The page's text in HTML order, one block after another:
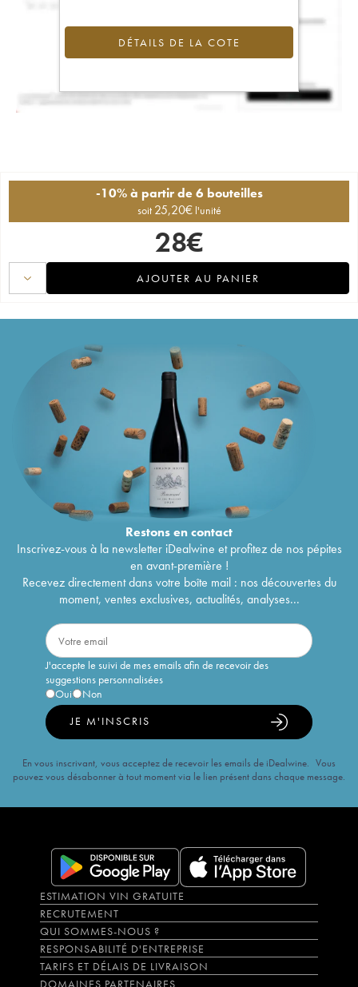
DÉTAILS DE LA COTE
-10% à partir de 6 bouteilles
soit 25,20€ l'unité
28€
AJOUTER AU PANIER
Restons encontact
Inscrivez-vous à la newsletter iDealwine et profitez de nos pépites
en avant-première !
Recevez directement dans votre boîte mail : nos découvertes du
moment, ventes exclusives, actualités, analyses...
J'accepte le suivi de mes emails afin de recevoir des
suggestions personnalisées
Oui
Non
JE M'INSCRIS
En vous inscrivant, vous acceptez de recevoir les emails de iDealwine. Vous
pouvez vous désabonner à tout moment via le lien présent dans chaque message.
ESTIMATION VIN GRATUITE
RECRUTEMENT
QUI SOMMES-NOUS ?
RESPONSABILITÉ D'ENTREPRISE
TARIFS ET DÉLAIS DE LIVRAISON
DOMAINES PARTENAIRES